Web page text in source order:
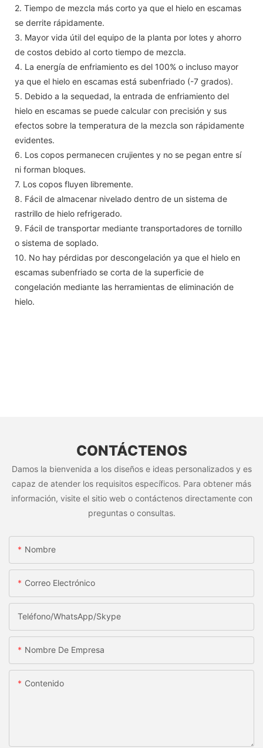
2. Tiempo de mezcla más corto ya que el hielo en escamas
se derrite rápidamente.
3. Mayor vida útil del equipo de la planta por lotes y ahorro
de costos debido al corto tiempo de mezcla.
4. La energía de enfriamiento es del 100% o incluso mayor
ya que el hielo en escamas está subenfriado (-7 grados).
5. Debido a la sequedad, la entrada de enfriamiento del
hielo en escamas se puede calcular con precisión y sus
efectos sobre la temperatura de la mezcla son rápidamente
evidentes.
6. Los copos permanecen crujientes y no se pegan entre sí
ni forman bloques.
7. Los copos fluyen libremente.
8. Fácil de almacenar nivelado dentro de un sistema de
rastrillo de hielo refrigerado.
9. Fácil de transportar mediante transportadores de tornillo
o sistema de soplado.
10. No hay pérdidas por descongelación ya que el hielo en
escamas subenfriado se corta de la superficie de
congelación mediante las herramientas de eliminación de
hielo.
CONTÁCTENOS
Damos la bienvenida a los diseños e ideas personalizados y es
capaz de atender los requisitos específicos. Para obtener más
información, visite el sitio web o contáctenos directamente con
preguntas o consultas.
Nombre
Correo Electrónico
Teléfono/WhatsApp/Skype
Nombre De Empresa
Contenido